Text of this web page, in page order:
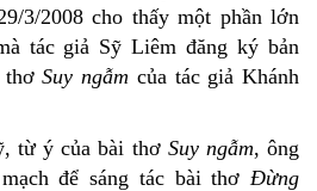
3/2008 cho thấy một phần lớn
tác giả Sỹ Liêm đăng ký bản
thơSuy ngẫm của tác giả Khánh
từ ý của bài thơ Suy ngẫm, ông
để sáng tác bài thơ Đừng